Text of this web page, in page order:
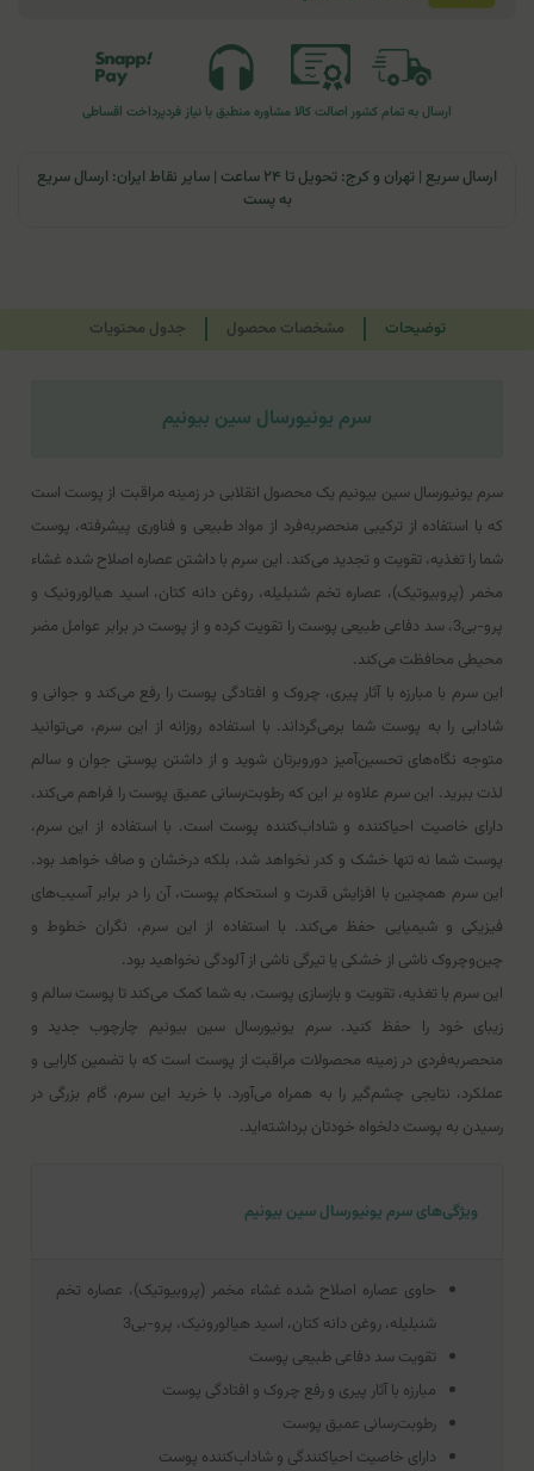
ارسال به تمام کشوراصالت کالا مشاوره منطبق با نیاز فردپرداخت اقساطی
ارسال سریع | تهران و کرج: تحویل تا ۲۴ ساعت | سایر نقاط ایران: ارسال سریع
به پست
توضیحات مشخصات محصول جدول محتویات
سرم يونيورسال سين بيونيم
سرم یونیورسال سین بیونیم یک محصول انقلابی در زمینه مراقبت از پوست است
که با استفاده از ترکیبی منحصربه‌فرد از مواد طبیعی و فناوری پیشرفته، پوست
شما را تغذیه، تقویت و تجدید می‌کند. این سرم با داشتن عصاره اصلاح شده غشاء
مخمر (پروبیوتیک)، عصاره تخم شنبلیله، روغن دانه کتان، اسید هیالورونیک و
پرو-بی3، سد دفاعی طبیعی پوست را تقویت کرده و از پوست در برابر عوامل مضر
محیطی محافظت می‌کند.
این سرم با مبارزه با آثار پیری، چروک و افتادگی پوست را رفع می‌کند و جوانی و
شادابی را به پوست شما برمی‌گرداند. با استفاده روزانه از این سرم، می‌توانید
متوجه نگاه‌های تحسین‌آمیز دوروبرتان شوید و از داشتن پوستی جوان و سالم
لذت ببرید. این سرم علاوه بر این که رطوبت‌رسانی عمیق پوست را فراهم می‌کند،
دارای خاصیت احیاکننده و شاداب‌کننده پوست است. با استفاده از این سرم،
پوست شما نه تنها خشک و کدر نخواهد شد، بلکه درخشان و صاف خواهد بود.
این سرم همچنین با افزایش قدرت و استحکام پوست، آن را در برابر آسیب‌های
فیزیکی و شیمیایی حفظ می‌کند. با استفاده از این سرم، نگران خطوط و
چین‌وچروک ناشی از خشکی یا تیرگی ناشی از آلودگی نخواهید بود.
این سرم با تغذیه، تقویت و بازسازی پوست، به شما کمک می‌کند تا پوست سالم و
زیبای خود را حفظ کنید. سرم يونيورسال سين بيونيم چارچوب جدید و
منحصربه‌فردی در زمینه محصولات مراقبت از پوست است که با تضمین کارایی و
عملکرد، نتایجی چشم‌گیر را به همراه می‌آورد. با خرید این سرم، گام بزرگی در
رسیدن به پوست دلخواه خودتان برداشته‌اید.
ویژگی‌های سرم يونيورسال سين بيونيم
حاوی عصاره اصلاح شده غشاء مخمر (پروبیوتیک)، عصاره تخم
شنبلیله، روغن دانه کتان، اسید هیالورونیک، پرو-بی3
تقویت سد دفاعی طبیعی پوست
مبارزه با آثار پیری و رفع چروک و افتادگی پوست
رطوبت‌رسانی عمیق پوست
دارای خاصیت احیاکنندگی و شاداب‌کننده پوست